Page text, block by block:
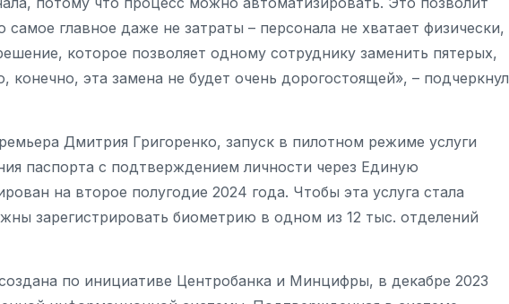
главное даже не затраты – персонала не хватает физически,
которое позволяет одному сотруднику заменить пятерых,
конечно, эта замена не будет очень дорогостоящей», – подчеркнул
Дмитрия Григоренко, запуск в пилотном режиме услуги
паспорта с подтверждением личности через Единую
на второе полугодие 2024 года. Чтобы эта услуга стала
зарегистрировать биометрию в одном из 12 тыс. отделений
по инициативе Центробанка и Минцифры, в декабре 2023